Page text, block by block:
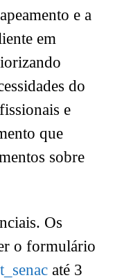
e a
em
do
e
que
sobre
Os
o formulário
até 3